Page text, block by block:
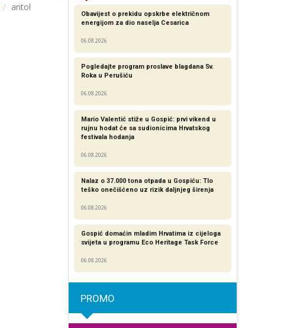
antol
Obavijest o prekidu opskrbe električnom
energijom za dio naselja Cesarica
06.08.2026
Pogledajte program proslave blagdana Sv.
Roka u Perušiću
06.08.2026
Mario Valentić stiže u Gospić: prvi vikend u
rujnu hodat će sa sudionicima Hrvatskog
festivala hodanja
06.08.2026
Nalaz o 37.000 tona otpada u Gospiću: Tlo
teško onečišćeno uz rizik daljnjeg širenja
06.08.2026
Gospić domaćin mladim Hrvatima iz cijeloga
svijeta u programu Eco Heritage Task Force
06.08.2026
PROMO